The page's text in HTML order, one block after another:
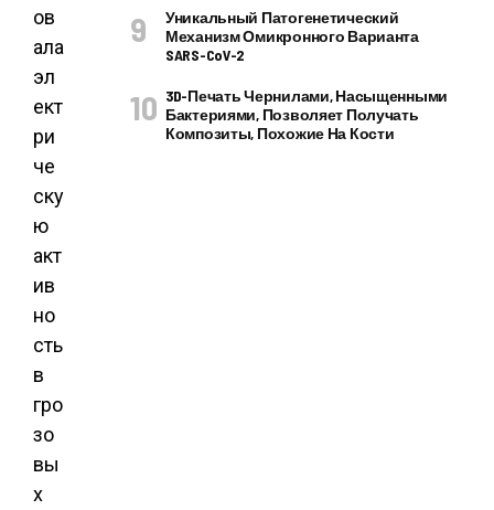
ов
ала
эл
ект
ри
че
ску
ю
акт
ив
но
сть
в
гро
зо
вы
х
Уникальный Патогенетический
Механизм Омикронного Варианта
SARS-CoV-2
3D-Печать Чернилами, Насыщенными
Бактериями, Позволяет Получать
Композиты, Похожие На Кости